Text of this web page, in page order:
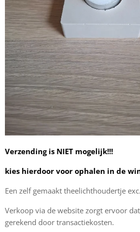
Verzending is NIET mogelijk!!!
kies hierdoor voor ophalen in de
Een zelf gemaakt theelichthoudertje
Verkoop via de website zorgt ervoor
gerekend door transactiekosten.